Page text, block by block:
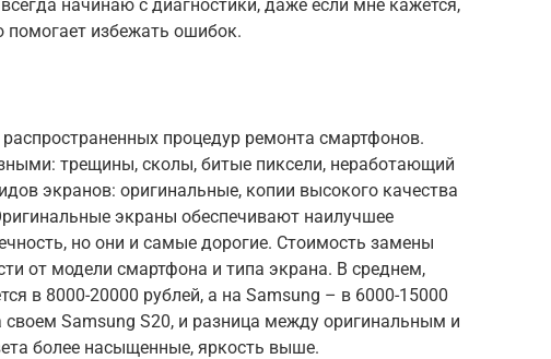
начинаю с диагностики, даже если мне кажется,
избежать ошибок.
процедур ремонта смартфонов.
трещины, сколы, битые пиксели, неработающий
экранов: оригинальные, копии высокого качества
экраны обеспечивают наилучшее
но они и самые дорогие. Стоимость замены
от модели смартфона и типа экрана. В среднем,
в 8000-20000 рублей, а на Samsung – в 6000-15000
Samsung S20, и разница между оригинальным и
более насыщенные, яркость выше.